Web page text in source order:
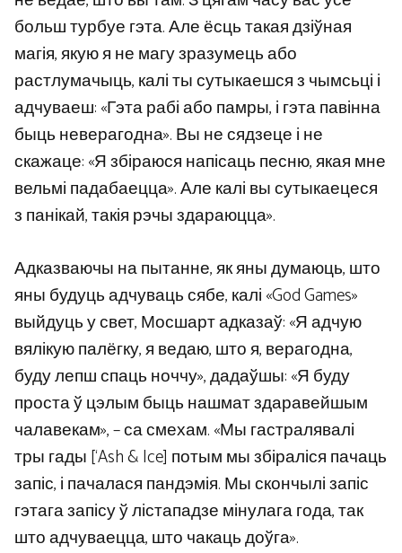
больш турбуе гэта. Але ёсць такая дзіўная
магія, якую я не магу зразумець або
растлумачыць, калі ты сутыкаешся з чымсьці і
адчуваеш: «Гэта рабі або памры, і гэта павінна
быць неверагодна». Вы не сядзеце і не
скажаце: «Я збіраюся напісаць песню, якая мне
вельмі падабаецца». Але калі вы сутыкаецеся
з панікай, такія рэчы здараюцца».
Адказваючы на ​​пытанне, як яны думаюць, што
яны будуць адчуваць сябе, калі «God Games»
выйдуць у свет, Мосшарт адказаў: «Я адчую
вялікую палёгку, я ведаю, што я, верагодна,
буду лепш спаць ноччу», дадаўшы: «Я буду
проста ў цэлым быць нашмат здаравейшым
чалавекам», – са смехам. «Мы гастралявалі
тры гады [‘Ash & Ice] потым мы збіраліся пачаць
запіс, і пачалася пандэмія. Мы скончылі запіс
гэтага запісу ў лістападзе мінулага года, так
што адчуваецца, што чакаць доўга».